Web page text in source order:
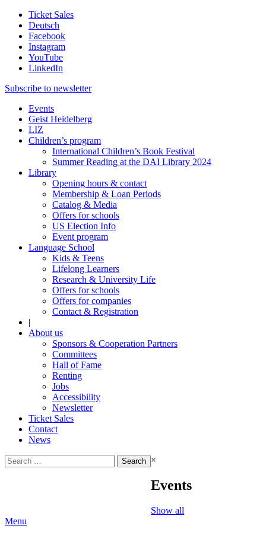
Ticket Sales
Deutsch
Facebook
Instagram
YouTube
LinkedIn
Subscribe to newsletter
Events
Geist Heidelberg
LIZ
Children’s program
International Children’s Book Festival
Summer Reading at the DAI Library 2024
Library
Opening hours & contact
Membership & Loan Periods
Catalog & Media
Offers for schools
US Election Info
Event program
Language School
Kids & Teens
Lifelong Learners
Research & University Life
Offers for schools
Offers for companies
Contact & Registration
|
About us
Sponsors & Cooperation Partners
Committees
Hall of Fame
Renting
Jobs
Accessibility
Newsletter
Ticket Sales
Contact
News
Search
for:
×
Events
Show all
Menu